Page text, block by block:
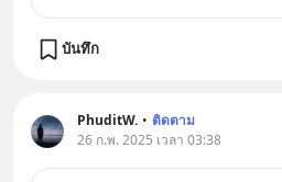
บันทึก
PhuditW. • ติดตาม
26 ก.พ. 2025 เวลา 03:38